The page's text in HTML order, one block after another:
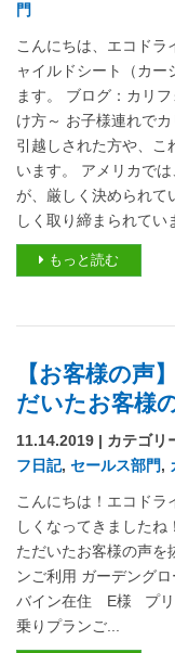
門
こんにちは、エコドラ
ャイルドシート（カー
ます。 ブログ：カリ
け方～ お子様連れで
引越しされた方や、こ
います。 アメリカで
が、厳しく決められて
しく取り締まられてい
もっと読む
【お客様の声
だいたお客様
11.14.2019 | カテゴリ
フ日記, セールス部門,
こんにちは！エコド
しくなってきました
ただいたお客様の声
ンご利用 ガーデング
バイン在住 E様 プ
乗りプランご...